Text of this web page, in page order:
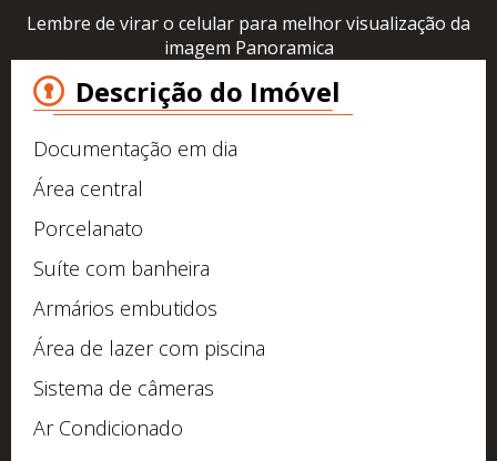
Lembre de virar o celular para melhor visualização da
imagem Panoramica
Descrição do Imóvel
Documentação em dia
Área central
Porcelanato
Suíte com banheira
Armários embutidos
Área de lazer com piscina
Sistema de câmeras
Ar Condicionado